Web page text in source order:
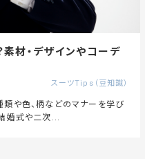
材・デザインやコーデ
スーツTips（豆知識）
類や色、柄などのマナーを学び
婚式や二次...